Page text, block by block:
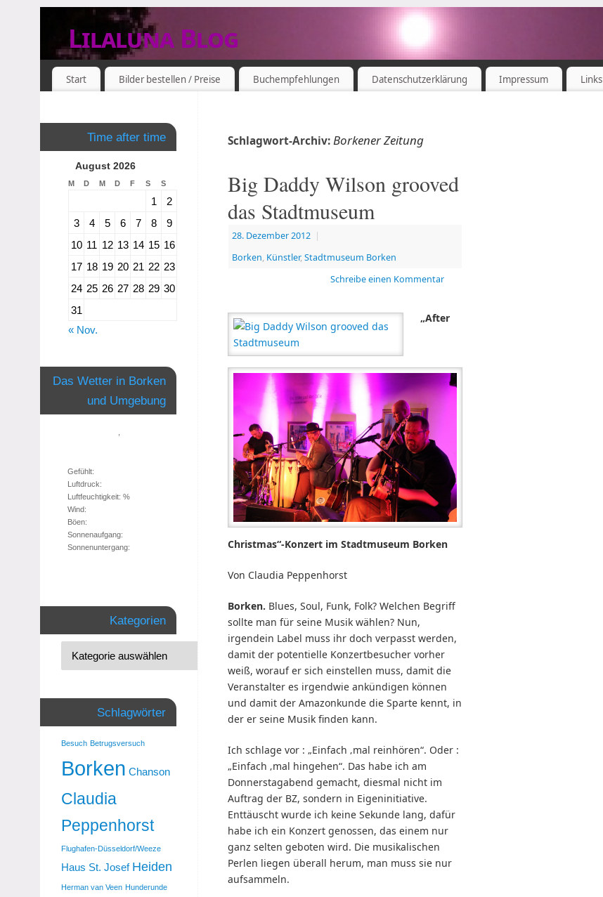
Lilaluna Blog
DAS JETZT IST SCHON VERGANGENHEIT
Start Bilder bestellen / Preise Buchempfehlungen Datenschutzerklärung Impressum Links
Schlagwort-Archiv:Borkener Zeitung
Big Daddy Wilson grooved
das Stadtmuseum
28. Dezember 2012 |
Borken, Künstler, Stadtmuseum Borken
Schreibe einen Kommentar
„After
Christmas“-Konzert im Stadtmuseum Borken
Von Claudia Peppenhorst
Borken. Blues, Soul, Funk, Folk? Welchen Begriff
sollte man für seine Musik wählen? Nun,
irgendein Label muss ihr doch verpasst werden,
damit der potentielle Konzertbesucher vorher
weiß, worauf er sich einstellen muss, damit die
Veranstalter es irgendwie ankündigen können
und damit der Amazonkunde die Sparte kennt, in
der er seine Musik finden kann.
Ich schlage vor : „Einfach ‚mal reinhören“. Oder :
„Einfach ‚mal hingehen“. Das habe ich am
Donnerstagabend gemacht, diesmal nicht im
Auftrag der BZ, sondern in Eigeninitiative.
Enttäuscht wurde ich keine Sekunde lang, dafür
habe ich ein Konzert genossen, das einem nur
ganz selten geboten wird. Die musikalischen
Perlen liegen überall herum, man muss sie nur
aufsammeln.
Time after time
August 2026
M D M D F S S
1
2
3
4 5 6 7 8
9
10 11 12 13 14 15 16
17 18 19 20 21 22 23
24 25 26 27 28 29 30
31
« Nov.
Das Wetter in Borken
und Umgebung
Gefühlt:
Luftdruck:
Luftfeuchtigkeit: %
Wind:
Böen:
Sonnenaufgang:
Sonnenuntergang:
Kategorien
Schlagwörter
Besuch Betrugsversuch
Borken Chanson
Claudia
Peppenhorst
Flughafen-Düsseldorf/Weeze
Haus St. Josef Heiden
Herman van Veen Hunderunde